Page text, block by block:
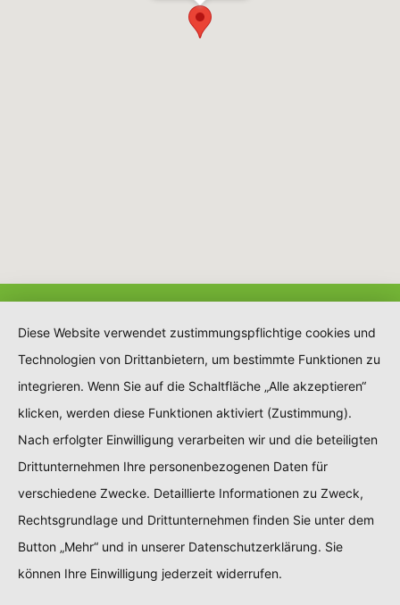
Diese Website verwendet zustimmungspflichtige cookies und
Technologien von Drittanbietern, um bestimmte Funktionen zu
integrieren. Wenn Sie auf die Schaltfläche „Alle akzeptieren“
klicken, werden diese Funktionen aktiviert (Zustimmung).
Nach erfolgter Einwilligung verarbeiten wir und die beteiligten
Drittunternehmen Ihre personenbezogenen Daten für
verschiedene Zwecke. Detaillierte Informationen zu Zweck,
Rechtsgrundlage und Drittunternehmen finden Sie unter dem
Button „Mehr“ und in unserer Datenschutzerklärung. Sie
können Ihre Einwilligung jederzeit widerrufen.